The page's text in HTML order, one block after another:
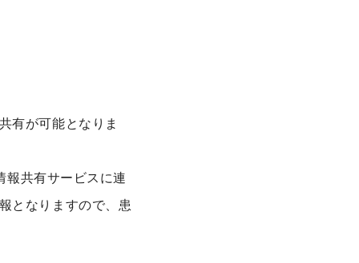
有が可能となりま
報共有サービスに連
となりますので、患